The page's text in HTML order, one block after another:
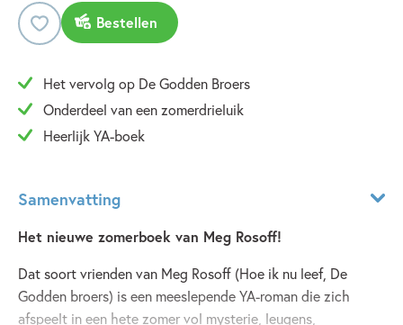
Bestellen
Het vervolg op De Godden Broers
Onderdeel van een zomerdrieluik
Heerlijk YA-boek
Samenvatting
Het nieuwe zomerboek van Meg Rosoff!
Dat soort vrienden van Meg Rosoff (Hoe ik nu leef, De
Godden broers) is een meeslepende YA-roman die zich
afspeelt in een hete zomer vol mysterie, leugens,